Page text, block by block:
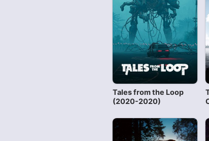
Tales from the Loop
(2020-2020)